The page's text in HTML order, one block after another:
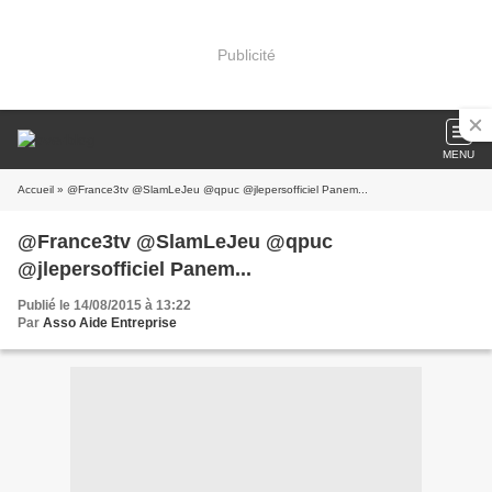
Publicité
MENU
Accueil » @France3tv @SlamLeJeu @qpuc @jlepersofficiel Panem...
@France3tv @SlamLeJeu @qpuc
@jlepersofficiel Panem...
Publié le 14/08/2015 à 13:22
Par Asso Aide Entreprise